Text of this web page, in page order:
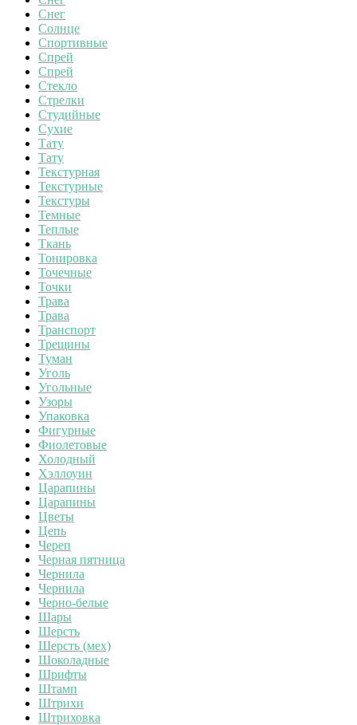
Снег
Солнце
Спортивные
Спрей
Спрей
Стекло
Стрелки
Студийные
Сухие
Тату
Тату
Текстурная
Текстурные
Текстуры
Темные
Теплые
Ткань
Тонировка
Точечные
Точки
Трава
Трава
Транспорт
Трещины
Туман
Уголь
Угольные
Узоры
Упаковка
Фигурные
Фиолетовые
Холодный
Хэллоуин
Царапины
Царапины
Цветы
Цепь
Череп
Черная пятница
Чернила
Чернила
Черно-белые
Шары
Шерсть
Шерсть (мех)
Шоколадные
Шрифты
Штамп
Штрихи
Штриховка